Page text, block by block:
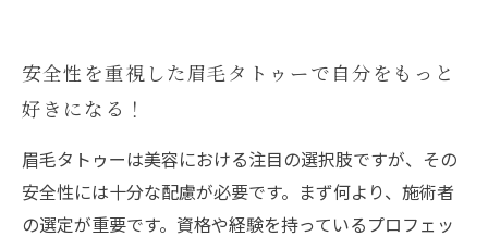
安全性を重視した眉毛タトゥーで自分をもっと
好きになる！
眉毛タトゥーは美容における注目の選択肢ですが、その
安全性には十分な配慮が必要です。まず何より、施術者
の選定が重要です。資格や経験を持っているプロフェッ